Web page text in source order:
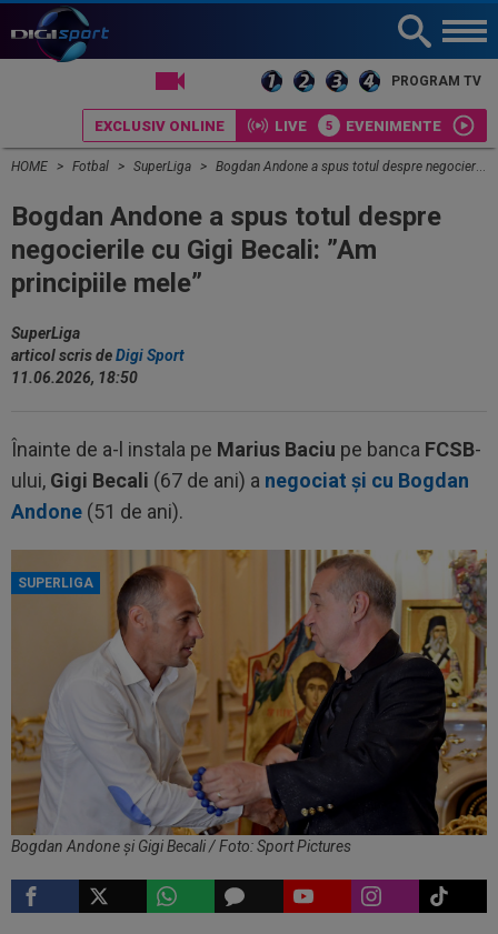
PROGRAM TV
EXCLUSIV ONLINE LIVE EVENIMENTE
HOME Fotbal SuperLiga Bogdan Andone a spus totul despre negocierile cu Gigi Becali: ”Am principiile mele”
Bogdan Andone a spus totul despre
negocierile cu Gigi Becali: ”Am
principiile mele”
SuperLiga
articol scris deDigi Sport
11.06.2026, 18:50
Înainte de a-l instala pe Marius Baciu pe banca FCSB-
ului, Gigi Becali (67 de ani) a negociat și cu Bogdan
Andone (51 de ani).
SUPERLIGA
Bogdan Andone și Gigi Becali / Foto: Sport Pictures